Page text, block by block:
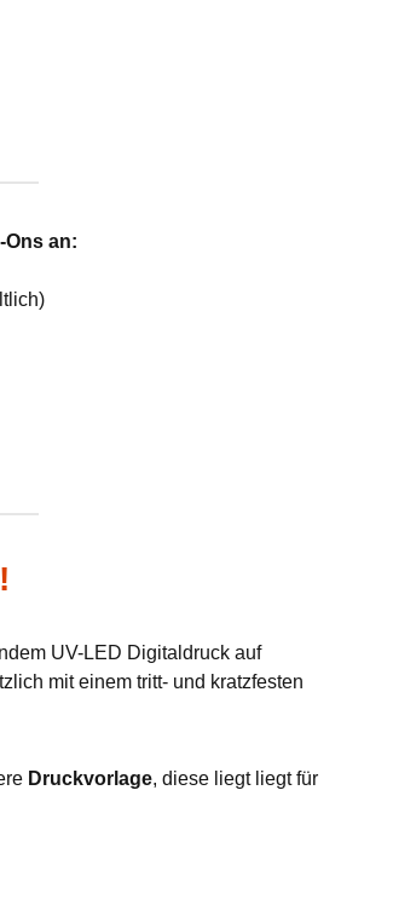
an:
UV-LED Digitaldruck auf
mit einem tritt- und kratzfesten
Druckvorlage, diese liegt liegt für